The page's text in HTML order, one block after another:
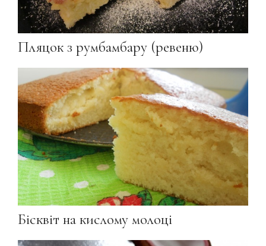
Пляцок з румбамбару (ревеню)
Бісквіт на кислому молоці